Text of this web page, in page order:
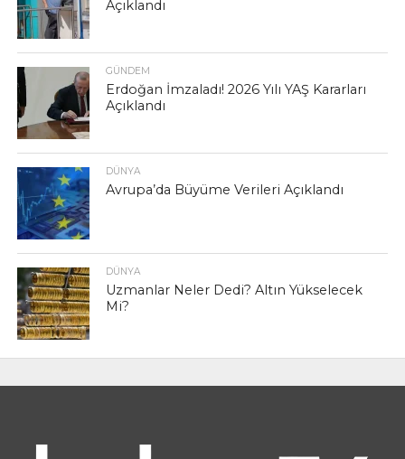
Açıklandı
GÜNDEM
Erdoğan İmzaladı! 2026 Yılı YAŞ Kararları
Açıklandı
DÜNYA
Avrupa’da Büyüme Verileri Açıklandı
DÜNYA
Uzmanlar Neler Dedi? Altın Yükselecek
Mi?